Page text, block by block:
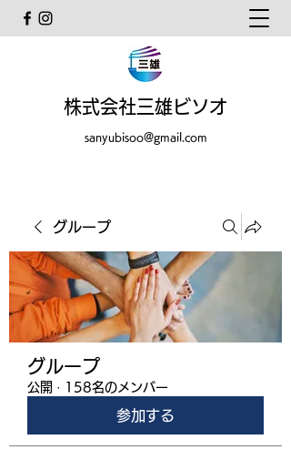
株式会社三雄ビソオ
sanyubisoo@gmail.com
グループ
グループ
公開 · 158名のメンバー
参加する